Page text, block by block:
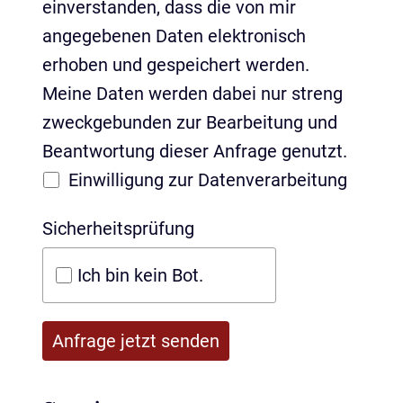
einverstanden, dass die von mir
angegebenen Daten elektronisch
erhoben und gespeichert werden.
Meine Daten werden dabei nur streng
zweckgebunden zur Bearbeitung und
Beantwortung dieser Anfrage genutzt.
Einwilligung zur Datenverarbeitung
Sicherheitsprüfung
Ich bin kein Bot.
Anfrage jetzt senden